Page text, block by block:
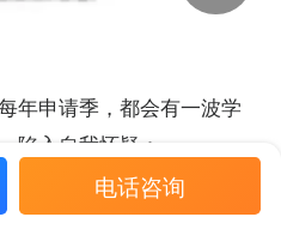
年申请季，都会有一波学
陷入自我怀疑：
电话咨询